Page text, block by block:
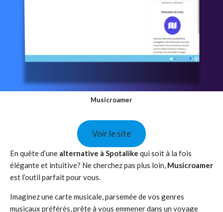
Musicroamer
Voir le site
En quête d’une alternative à Spotalike qui soit à la fois
élégante et intuitive? Ne cherchez pas plus loin, Musicroamer
est l’outil parfait pour vous.
Imaginez une carte musicale, parsemée de vos genres
musicaux préférés, prête à vous emmener dans un voyage